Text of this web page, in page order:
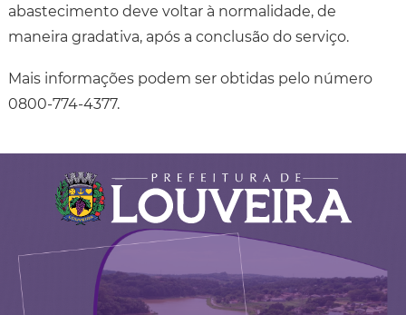
abastecimento deve voltar à normalidade, de
maneira gradativa, após a conclusão do serviço.
Mais informações podem ser obtidas pelo número
0800-774-4377.